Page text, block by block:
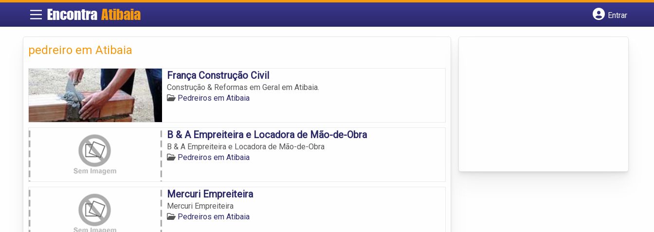
EncontraAtibaia
Entrar
pedreiro em Atibaia
França Construção Civil
Construção & Reformas em Geral em Atibaia.
Pedreiros em Atibaia
B & A Empreiteira e Locadora de Mão-de-Obra
B & A Empreiteira e Locadora de Mão-de-Obra
Pedreiros em Atibaia
Mercuri Empreiteira
Mercuri Empreiteira
Pedreiros em Atibaia